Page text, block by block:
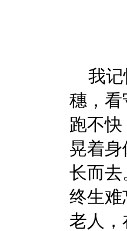
我
穗，看
跑不
晃着
长而去
终生难
老人，